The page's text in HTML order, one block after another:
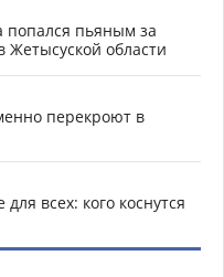
пьяным за
Жетысуской области
перекроют в
всех: кого коснутся